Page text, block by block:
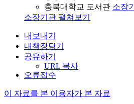
충북대학교 도서관 소장
소장기관 펼쳐보기
내보내기
내책장담기
공유하기
URL 복사
오류접수
이 자료를 본 이용자가 본 자료